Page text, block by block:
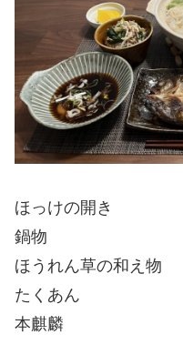
ほっけの開き
鍋物
ほうれん草の和え物
たくあん
本麒麟